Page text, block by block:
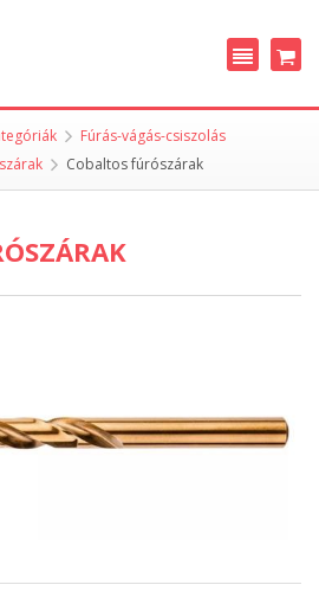
Fúrás-vágás-csiszolás
Cobaltos fúrószárak